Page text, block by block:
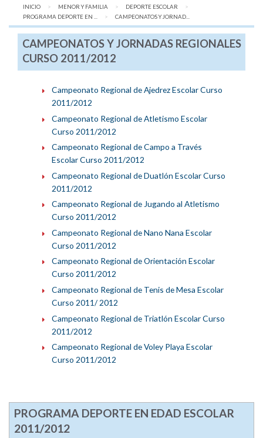
INICIO MENOR Y FAMILIA
DEPORTE ESCOLAR
PROGRAMA DEPORTE EN ...
AQUÍ:
CAMPEONATOS Y JORNAD...
CAMPEONATOS Y JORNADAS REGIONALES
CURSO 2011/2012
Campeonato Regional de Ajedrez Escolar Curso
2011/2012
Campeonato Regional de Atletismo Escolar
Curso 2011/2012
Campeonato Regional de Campo a Través
Escolar Curso 2011/2012
Campeonato Regional de Duatlón Escolar Curso
2011/2012
Campeonato Regional de Jugando al Atletismo
Curso 2011/2012
Campeonato Regional de Nano Nana Escolar
Curso 2011/2012
Campeonato Regional de Orientación Escolar
Curso 2011/2012
Campeonato Regional de Tenis de Mesa Escolar
Curso 2011/ 2012
Campeonato Regional de Triatlón Escolar Curso
2011/2012
Campeonato Regional de Voley Playa Escolar
Curso 2011/2012
PROGRAMA DEPORTE EN EDAD ESCOLAR
2011/2012